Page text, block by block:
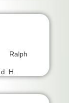
Ralph
H.